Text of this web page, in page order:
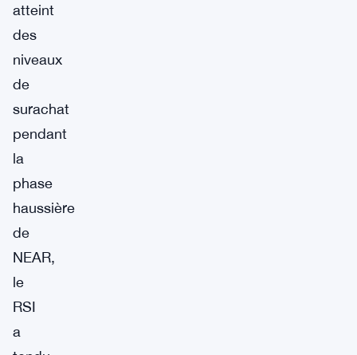
atteint
des
niveaux
de
surachat
pendant
la
phase
haussière
de
NEAR,
le
RSI
a